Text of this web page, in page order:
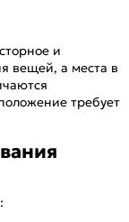
и
вещей, а места в
требует